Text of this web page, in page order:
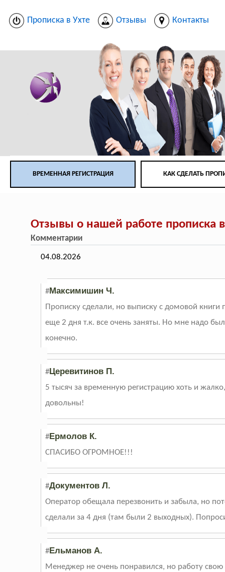
Прописка в Ухте Отзывы Контакты
ВРЕМЕННАЯ РЕГИСТРАЦИЯ КАК СДЕЛАТЬ
Отзывы о нашей работе прописка
Комментарии
04.08.2026
#Максимишин Ч.
Прописку сделали, но выписку с домовой
еще 2 дня т.к. все очень заняты. Но мне надо
конечно.
#Церевитинов П.
5 тысяч за временную регистрацию хоть и
довольны!
#Ермолов К.
СПАСИБО ОГРОМНОЕ!!!
#Документов Л.
Оператор обещала перезвонить и забыла, но
сделали за 4 дня (там были 2 выходных).
#Ельманов А.
Менеджер не очень понравился, но работу